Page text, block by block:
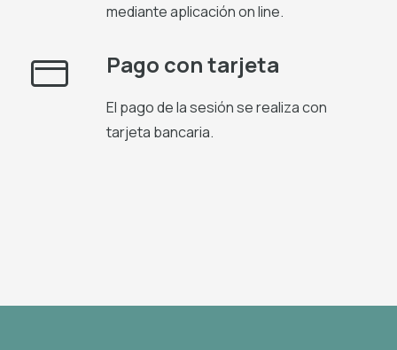
mediante aplicación on line.
Pago con tarjeta
El pago de la sesión se realiza con
tarjeta bancaria.